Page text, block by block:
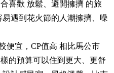
喜歡 放鬆、避開擁擠 的旅
遇到花火節的人潮擁擠、噪
便宜，CP值高 相比馬公市
的預算可以住到更大、更舒